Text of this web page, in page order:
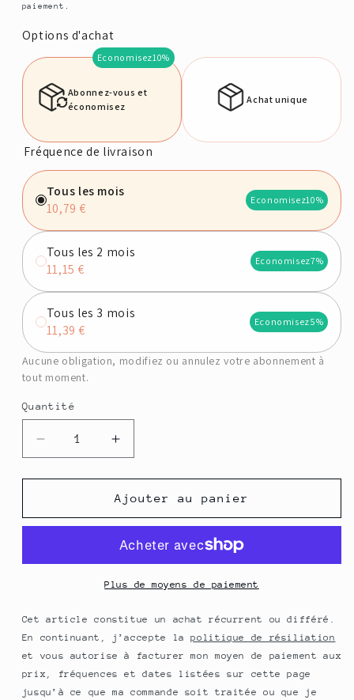
paiement.
Options d'achat
Abonnez-vous et
économisez
Economisez10%
Achat unique
Fréquence de livraison
Tous les mois
10,79 €
Economisez10%
Tous les 2 mois
11,15 €
Economisez7%
Tous les 3 mois
11,39 €
Economisez5%
Aucune obligation, modifiez ou annulez votre abonnement à
tout moment.
Quantité
Quantité
Réduire
la
quantité
Suif
biologique
Augmenter
la
quantité
de
Suif
bœuf
biologique
370
Ajouter au panier
Plus de moyens de paiement
Cet article constitue un achat récurrent ou différé.
En continuant, j’accepte lapolitique de résiliation
et vous autorise à facturer mon moyen de paiement aux
prix, fréquences et dates listées sur cette page
jusqu’à ce que ma commande soit traitée ou que je